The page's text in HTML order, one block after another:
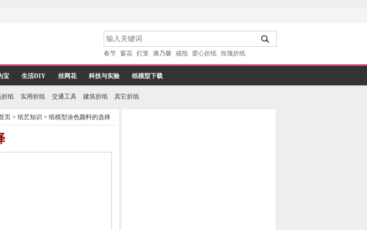
春节 窗花 灯笼 康乃馨 戒指 爱心折纸 玫瑰折纸
宝 生活DIY 丝网花 科技与实验 纸模型下载
折纸 实用折纸 交通工具 建筑折纸 其它折纸
页 >纸艺知识 >纸模型涂色颜料的选择